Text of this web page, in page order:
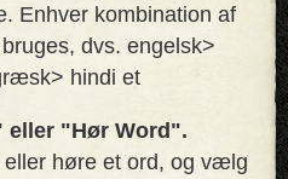
Enhver kombination af
dvs. engelsk>
hindi et
eller "Hør Word".
høre et ord, og vælg